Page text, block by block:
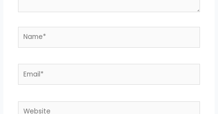
Name*
Email*
Website